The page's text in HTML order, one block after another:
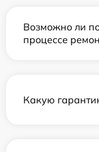
Возможно ли
процессе
Какую